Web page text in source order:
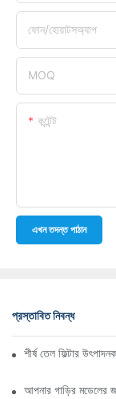
ফোন/হোয়াটসঅ্যাপ
MOQ
কন্টেন্ট
এখন তদন্ত পাঠান
প্রস্তাবিত নিবন্ধ
শীর্ষ তেল ফিল্টার
আপনার গাড়ির মডেলের